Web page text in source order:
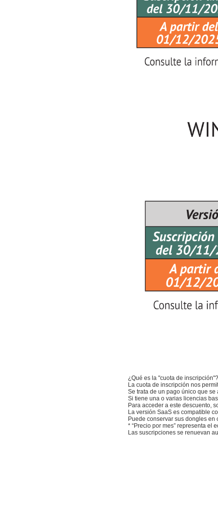
¿Qué es la "cuota de inscripción"?
La cuota de inscripción nos
Se trata de un pago único que
Si tiene una o varias licencias
Para acceder a este descuento,
La versión SaaS es compatible
Puede conservar sus dongles
* “Precio por mes” representa el
Las suscripciones se renuevan